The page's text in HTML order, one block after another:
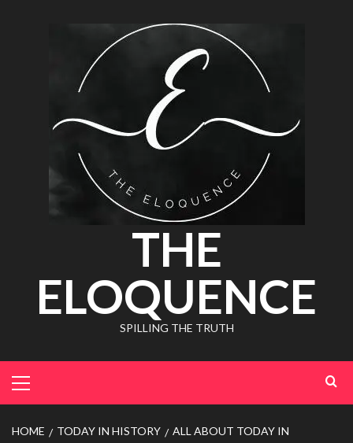
THE
ELOQUENCE
SPILLING THE TRUTH
HOME TODAY IN HISTORY
ALL ABOUT TODAY IN